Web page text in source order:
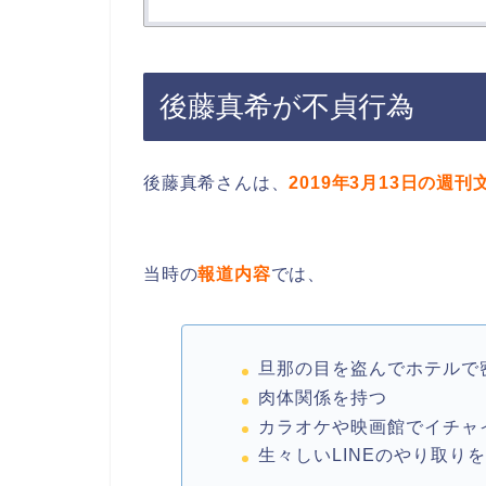
後藤真希が不貞行為
後藤真希さんは、2019年3月13日の週刊
当時の報道内容では、
旦那の目を盗んでホテルで
肉体関係を持つ
カラオケや映画館でイチャ
生々しいLINEのやり取り